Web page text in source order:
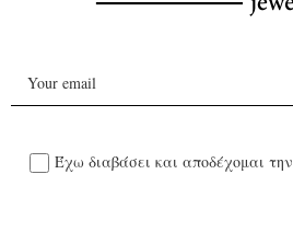
Έχω διαβάσει και αποδέχομαι την